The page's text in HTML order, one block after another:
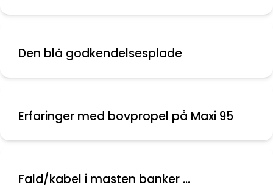
Den blå godkendelsesplade
Erfaringer med bovpropel på Maxi 95
Fald/kabel i masten banker ...